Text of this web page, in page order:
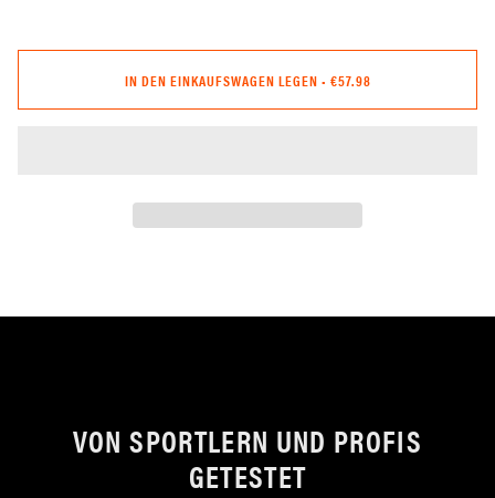
IN DEN EINKAUFSWAGEN LEGEN • €57.98
VON SPORTLERN UND PROFIS
GETESTET